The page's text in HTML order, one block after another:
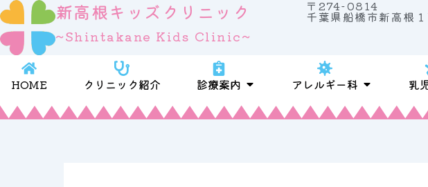
内
容
を
プ
新高根キッズクリニック
~Shintakane Kids Clinic~
〒274-0814
千葉県船橋市新高根
HOME クリニック紹介 診療案内 Open 診療案内アレルギー科 Open アレル
乳